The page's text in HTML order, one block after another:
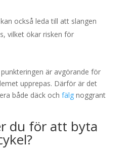
också leda till att slangen
vilket ökar risken för
är avgörande för
upprepas. Därför är det
både däck och fälgnoggrant
du för att byta